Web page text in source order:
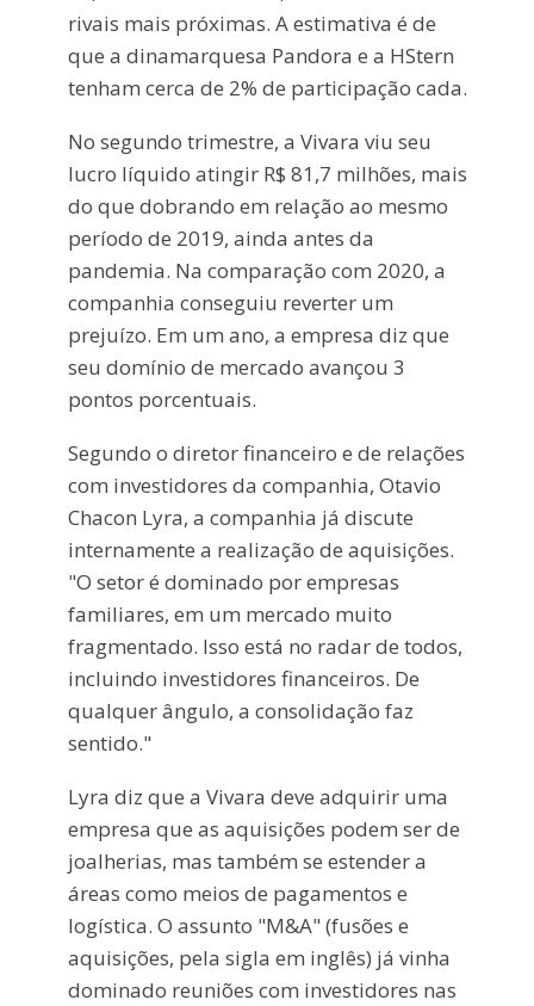
rivais mais próximas. A estimativa é de
que a dinamarquesa Pandora e a HStern
tenham cerca de 2% de participação cada.
No segundo trimestre, a Vivara viu seu
lucro líquido atingir R$ 81,7 milhões, mais
do que dobrando em relação ao mesmo
período de 2019, ainda antes da
pandemia. Na comparação com 2020, a
companhia conseguiu reverter um
prejuízo. Em um ano, a empresa diz que
seu domínio de mercado avançou 3
pontos porcentuais.
Segundo o diretor financeiro e de relações
com investidores da companhia, Otavio
Chacon Lyra, a companhia já discute
internamente a realização de aquisições.
"O setor é dominado por empresas
familiares, em um mercado muito
fragmentado. Isso está no radar de todos,
incluindo investidores financeiros. De
qualquer ângulo, a consolidação faz
sentido."
Lyra diz que a Vivara deve adquirir uma
empresa que as aquisições podem ser de
joalherias, mas também se estender a
áreas como meios de pagamentos e
logística. O assunto "M&A" (fusões e
aquisições, pela sigla em inglês) já vinha
dominado reuniões com investidores nas